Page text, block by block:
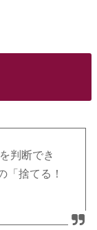
判断でき
「捨てる！